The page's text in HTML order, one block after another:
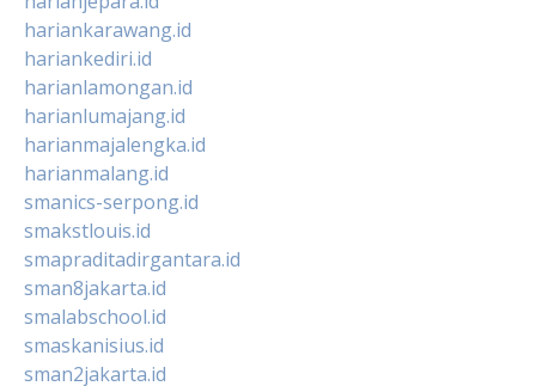
hariankarawang.id
hariankediri.id
harianlamongan.id
harianlumajang.id
harianmajalengka.id
harianmalang.id
smanics-serpong.id
smakstlouis.id
smapraditadirgantara.id
sman8jakarta.id
smalabschool.id
smaskanisius.id
sman2jakarta.id